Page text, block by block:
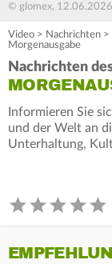
© glomex, 12.06.2026
Video > Nachrichten >
Morgenausgabe
Nachrichten
Informieren Sie
und der Welt an
Unterhaltung,